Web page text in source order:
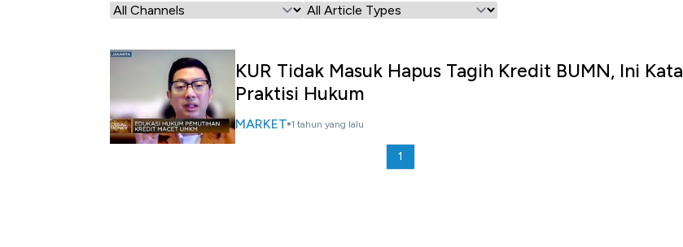
KUR Tidak Masuk Hapus Tagih Kredit BUMN, Ini Kata
Praktisi Hukum
MARKET 1 tahun yang lalu
1